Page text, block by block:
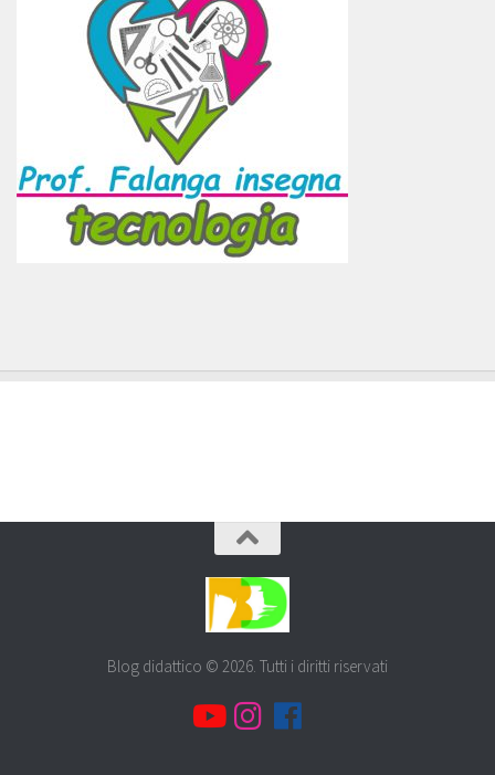
Blog didattico © 2026. Tutti i diritti riservati